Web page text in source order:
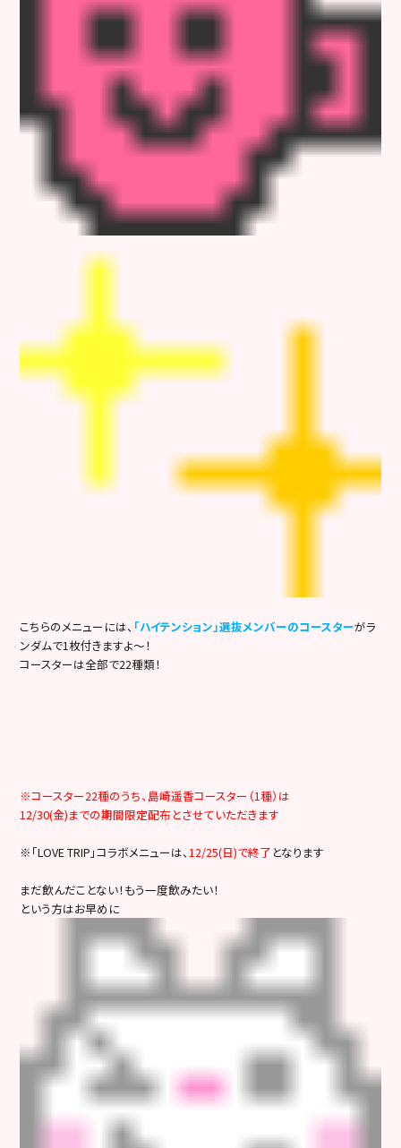
こちらのメニューには、 「ハイテンション」選抜メンバーのコースターがラ
ンダムで1枚付きますよ～！
コースターは全部で22種類！
※コースター22種のうち、島崎遥香コースター（1種）は
12/30(金)までの期間限定配布とさせていただきます
※「LOVE TRIP」コラボメニューは、12/25(日)で終了 となります
まだ飲んだことない！もう一度飲みたい！
という方はお早めに